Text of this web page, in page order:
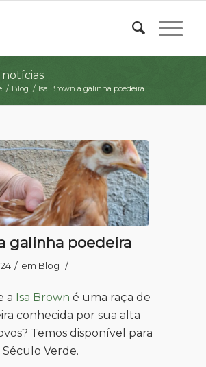
/ Blog / Isa Brown a galinha poedeira
galinha poedeira
/ em Blog /
a Isa Brown é uma raça de
conhecida por sua alta
Temos disponível para
Verde.